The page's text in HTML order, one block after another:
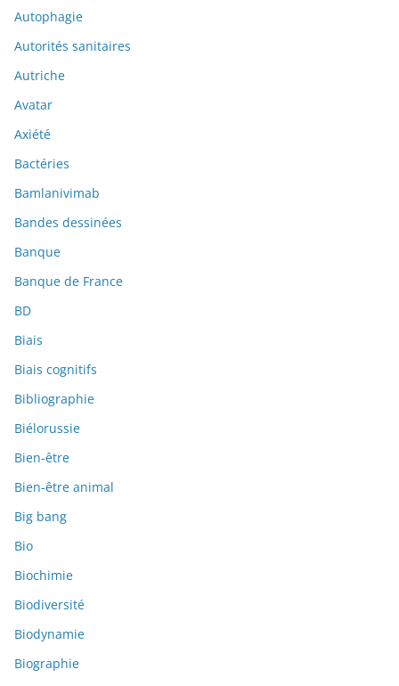
Autophagie
Autorités sanitaires
Autriche
Avatar
Axiété
Bactéries
Bamlanivimab
Bandes dessinées
Banque
Banque de France
BD
Biais
Biais cognitifs
Bibliographie
Biélorussie
Bien-être
Bien-être animal
Big bang
Bio
Biochimie
Biodiversité
Biodynamie
Biographie